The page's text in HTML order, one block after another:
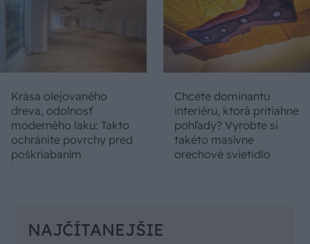
Krása olejovaného
dreva, odolnosť
moderného laku: Takto
ochránite povrchy pred
poškriabaním
Chcete dominantu
interiéru, ktorá pritiahne
pohľady? Vyrobte si
takéto masívne
orechové svietidlo
NAJČÍTANEJŠIE